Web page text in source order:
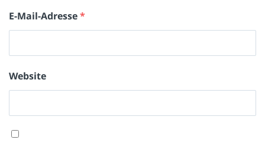
E-Mail-Adresse*
Website